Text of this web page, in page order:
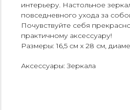
интерьеру. Настольное
повседневного ухода за
Почувствуйте себя
практичному аксессуару!
Размеры: 16,5 см х 28 см,
Аксессуары: Зеркала